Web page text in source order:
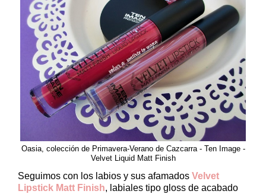
Oasia, colección de Primavera-Verano de Cazcarra - Ten Image -
Velvet Liquid Matt Finish
Seguimos con los labios y sus afamados Velvet
Lipstick Matt Finish, labiales tipo gloss de acabado